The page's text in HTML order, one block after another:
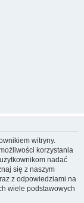
witryny.
korzystania
nadać
się z naszym
z odpowiedziami na
wiele podstawowych